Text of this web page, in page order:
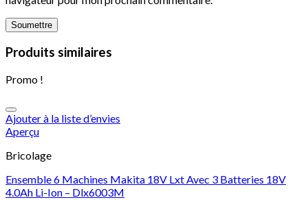
Produits similaires
Promo !
Ajouter à la liste d’envies
Aperçu
Bricolage
Ensemble 6 Machines Makita 18V Lxt Avec 3 Batteries 18V
4.0Ah Li-Ion – Dlx6003M